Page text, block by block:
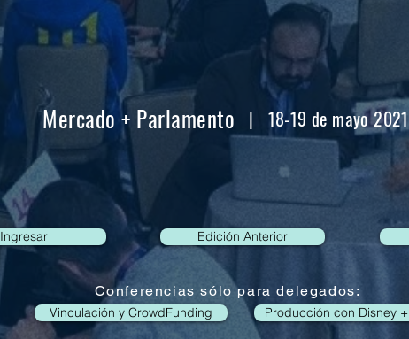
Mercado + Parlamento | 18-19 de mayo 2021
Ingresar Edición Anterior
Conferencias sólo para delegados:
Vinculación y CrowdFunding Producción con Disney +